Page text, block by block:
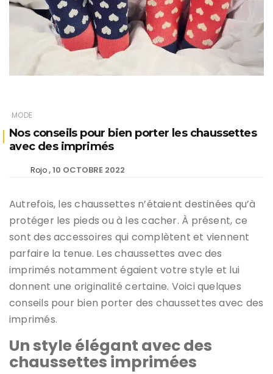
MODE
Nos conseils pour bien porter les chaussettes
avec des imprimés
Rojo 10 OCTOBRE 2022
Autrefois, les chaussettes n’étaient destinées qu’à
protéger les pieds ou à les cacher. À présent, ce
sont des accessoires qui complètent et viennent
parfaire la tenue. Les chaussettes avec des
imprimés notamment égaient votre style et lui
donnent une originalité certaine. Voici quelques
conseils pour bien porter des chaussettes avec des
imprimés.
Un style élégant avec des
chaussettes imprimées